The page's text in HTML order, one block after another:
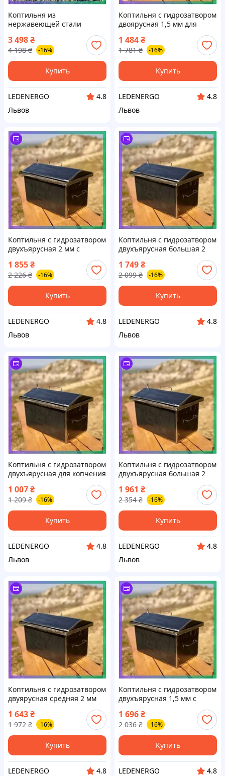
Коптильня из
нержавеющей стали
мяса овощей и колбас
коптильное устройство
SKU_2166-20l
3 498₴
4 198 ₴ -16%
Купить
LEDENERGO
4.8
Львов
Коптильня с гидрозатвором
двоярусная 1,5 мм для
копчения мяса рыбы сала
овощей и фруктов
SKU_2111-s15
1 484₴
1 781 ₴ -16%
Купить
LEDENERGO
4.8
Львов
Коптильня с гидрозатвором
двухъярусная 2 мм с
термометром для копчения
мяса рыбы овощей
SKU_2111-m20t
1 855₴
2 226 ₴ -16%
Купить
LEDENERGO
4.8
Львов
Коптильня с гидрозатвором
двухъярусная большая 2
рыбы сала овощей фруктов
SKU_2111-b20
1 749₴
2 099 ₴ -16%
Купить
LEDENERGO
4.8
Львов
Коптильня с гидрозатвором
двухъярусная для копчения
фруктов из стали 1,5-2 мм
SKU_2111
1 007₴
1 209 ₴ -16%
Купить
LEDENERGO
4.8
Львов
Коптильня с гидрозатвором
двухъярусная большая 2
копчения мяса рыбы
овощей SKU_2111-b20t
1 961 ₴
2 354 ₴ -16%
Купить
LEDENERGO
4.8
Львов
Коптильня с гидрозатвором
двуярусная средняя 2 мм
для копчения мяса рыбы
овощей и фруктов
SKU_2111-m20
1 643₴
1 972 ₴ -16%
Купить
LEDENERGO
4.8
Коптильня с гидрозатвором
двухъярусная 1,5 мм с
термометром для копчения
мяса и рыбы SKU_2111-s15t
1 696₴
2 036 ₴ -16%
Купить
LEDENERGO
4.8